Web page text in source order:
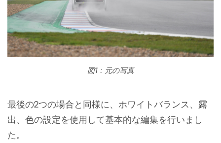
図1：元の写真
最後の2つの場合と同様に、ホワイトバランス、露
出、色の設定を使用して基本的な編集を行いまし
た。